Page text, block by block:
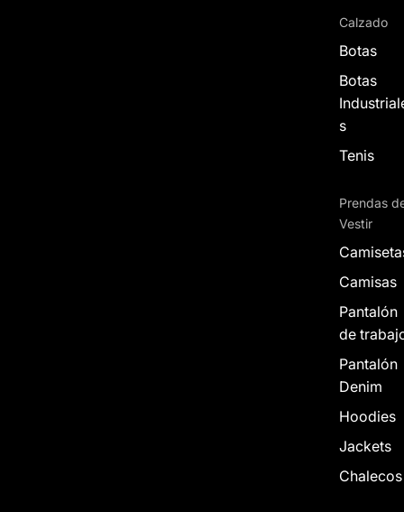
Calzado
Botas
Botas
s
Tenis
Prendas
Vestir
Camisas
Pantalón
de
Pantalón
Denim
Hoodies
Jackets
Chalecos